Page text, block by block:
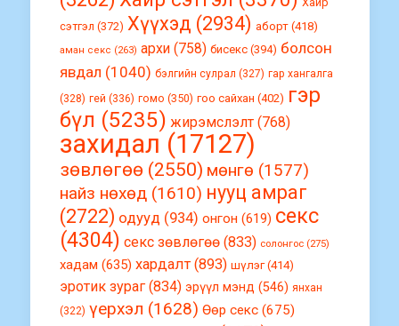
сэтгэл (372) Хүүхэд (2934) аборт (418)
аман секс (263) архи (758) бисекс (394) болсон
явдал (1040) бэлгийн сулрал (327) гар хангалга
(328) гей (336) гомо (350) гоо сайхан (402) гэр
бүл (5235) жирэмслэлт (768)
захидал (17127)
зөвлөгөө (2550) мөнгө (1577)
найз нөхөд (1610) нууц амраг
(2722) одууд (934) онгон (619) секс
(4304) секс зөвлөгөө (833) солонгос (275)
хадам (635) хардалт (893) шүлэг(414)
эротик зураг(834) эрүүл мэнд (546) янхан
(322) үерхэл (1628) Өөр секс (675)